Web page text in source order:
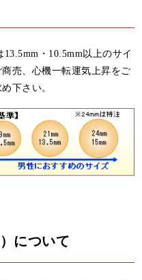
・10.5mm以上のサイ
売、心機一転運気上昇をご
下さい。
について